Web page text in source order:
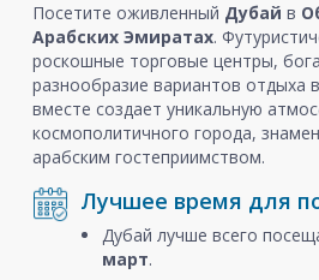
Посетите оживленный Дубай в
Арабских Эмиратах.
роскошные торговые центры,
разнообразие вариантов отдыха
вместе создает уникальную
космополитичного города,
арабским гостеприимством.
Лучшее время для
Дубай лучше всего
март.